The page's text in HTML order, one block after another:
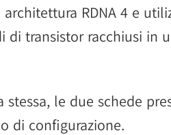
RDNA 4 e
di transistor racchiusi in
stessa, le due schede
di configurazione.